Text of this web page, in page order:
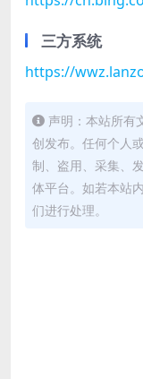
三方系统
https://
声明：本站所有
创发布。任何个人
制、盗用、采集、
体平台。如若本站
们进行处理。